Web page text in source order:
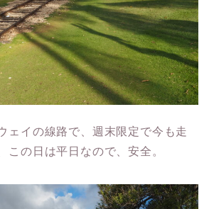
ェイの線路で、週末限定で今も走
この日は平日なので、安全。